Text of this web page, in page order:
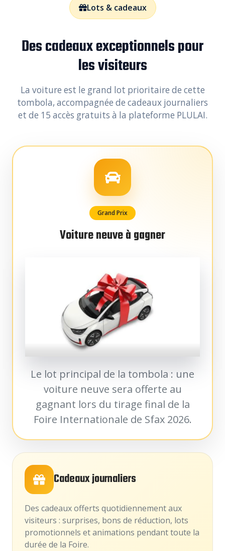
Lots & cadeaux
Des cadeaux exceptionnels pour
les visiteurs
La voiture est le grand lot prioritaire de cette
tombola, accompagnée de cadeaux journaliers
et de 15 accès gratuits à la plateforme PLULAI.
Grand Prix
Voiture neuve à gagner
Le lot principal de la tombola : une
voiture neuve sera offerte au
gagnant lors du tirage final de la
Foire Internationale de Sfax 2026.
Cadeaux journaliers
Des cadeaux offerts quotidiennement aux
visiteurs : surprises, bons de réduction, lots
promotionnels et animations pendant toute la
durée de la Foire.